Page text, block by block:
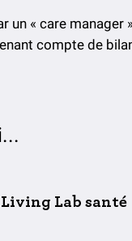
un « care
compte de
Lab santé